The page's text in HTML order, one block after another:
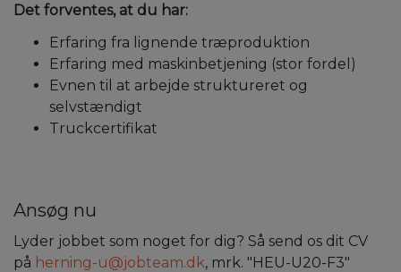
Det forventes, at du har:
Erfaring fra lignende træproduktion
Erfaring med maskinbetjening (stor fordel)
Evnen til at arbejde struktureret og
selvstændigt
Truckcertifikat
Ansøg nu
Lyder jobbet som noget for dig? Så send os dit CV
på herning-u@jobteam.dk, mrk. "HEU-U20-F3"